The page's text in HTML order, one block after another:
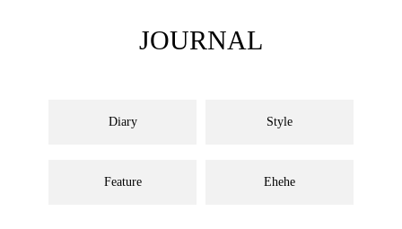
JOURNAL
Diary Style
Feature Ehehe